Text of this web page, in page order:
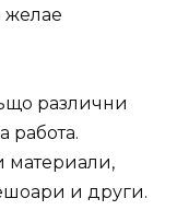
желае
различни
работа.
и други.